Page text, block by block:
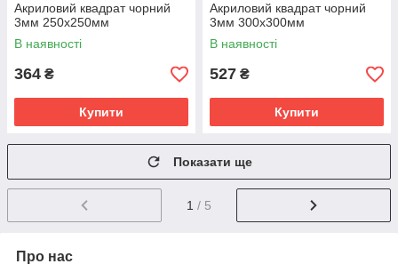
Акриловий квадрат чорний
3мм 250х250мм
В наявності
364 ₴
Купити
Акриловий квадрат чорний
3мм 300х300мм
В наявності
527 ₴
Купити
Показати ще
1 / 5
Про нас